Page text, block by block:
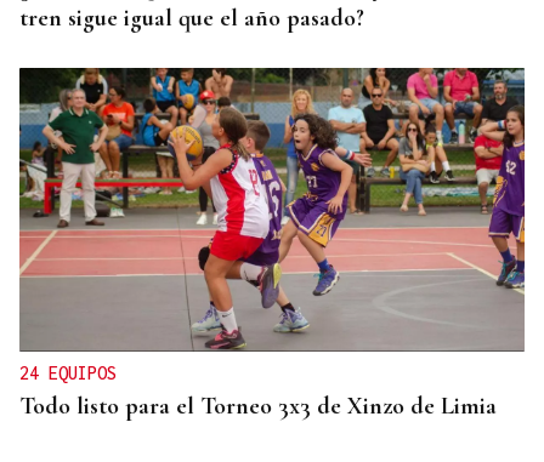
tren sigue igual que el año pasado?
24 EQUIPOS
Todo listo para el Torneo 3x3 de Xinzo de Limia